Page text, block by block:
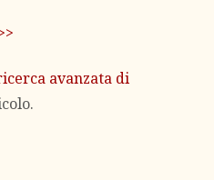
avanzata di